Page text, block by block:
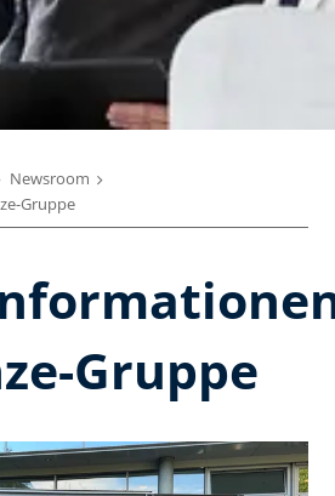
Newsroom
Gruppe
Gruppe